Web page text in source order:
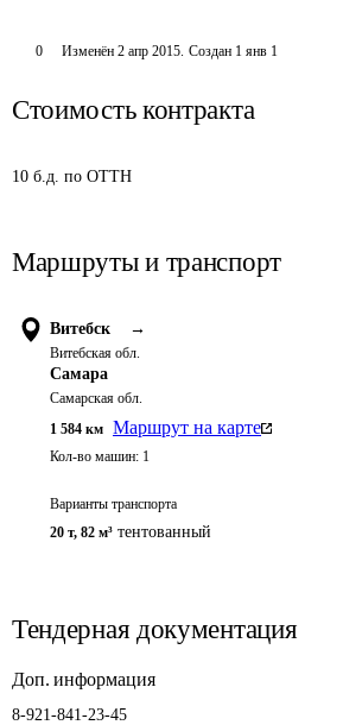
0 Изменён 2 апр 2015. Создан 1 янв 1
Стоимость контракта
10 б.д. по ОТТН
Маршруты и транспорт
Витебск →
Витебская обл.
Самара
Самарская обл.
1 584 км Маршрут на карте
Кол-во машин: 1
Варианты транспорта
20 т, 82 м³ тентованный
Тендерная документация
Доп. информация
8-921-841-23-45